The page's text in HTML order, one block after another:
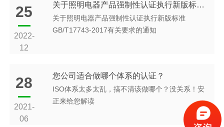
25
2022-
12
关于照明电器产品强制性认证执行新版标准GB/T17743-2017有关要求的通知
关于照明电器产品强制性认证执行新版标准
GB/T17743-2017有关要求的通知
28
2021-
06
您公司适合做哪个体系的认证？
ISO体系太多太乱，搞不清该做哪个？没关系！安
正来给您解读